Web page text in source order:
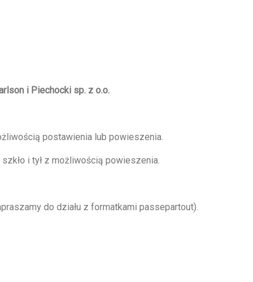
i Piechocki sp. z o.o.
postawienia lub powieszenia.
i tył z możliwością powieszenia.
do działu z formatkami passepartout).